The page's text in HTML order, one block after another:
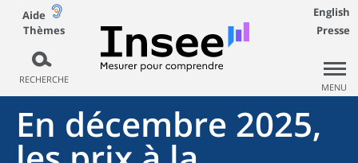
Aide
Thèmes
RECHERCHE
English
Presse
MENU
En décembre 2025,